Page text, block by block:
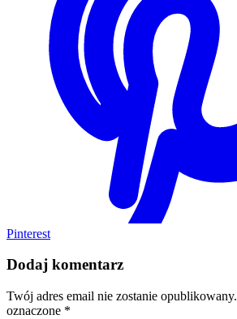
Pinterest
Dodaj komentarz
Twój adres email nie zostanie opublikowany.
oznaczone *